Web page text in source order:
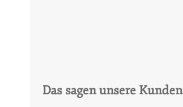
Das sagen unsere Kunden